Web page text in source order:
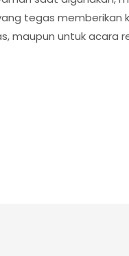
tegas
maupun untuk acara